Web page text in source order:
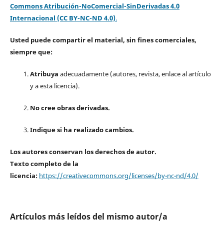
Commons Atribución-NoComercial-SinDerivadas 4.0
Internacional (CC BY-NC-ND 4.0).
Usted puede compartir el material, sin fines comerciales,
siempre que:
Atribuya adecuadamente (autores, revista, enlace al artículo
y a esta licencia).
No cree obras derivadas.
Indique si ha realizado cambios.
Los autores conservan los derechos de autor.
Texto completo de la
licencia: https://creativecommons.org/licenses/by-nc-nd/4.0/
Artículos más leídos del mismo autor/a